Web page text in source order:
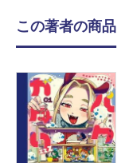
この著者の商品